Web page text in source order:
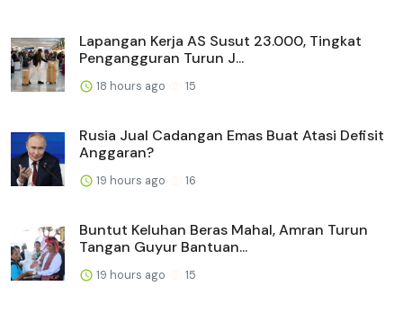
Lapangan Kerja AS Susut 23.000, Tingkat
Pengangguran Turun J...
18 hours ago 15
Rusia Jual Cadangan Emas Buat Atasi Defisit
Anggaran?
19 hours ago 16
Buntut Keluhan Beras Mahal, Amran Turun
Tangan Guyur Bantuan...
19 hours ago 15